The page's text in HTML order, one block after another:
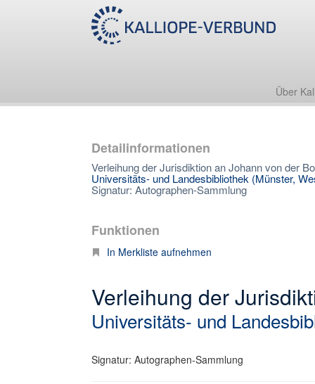
Über
Detailinformationen
Verleihung der Jurisdiktion an Johann von der
Universitäts- und Landesbibliothek (Münster,
Signatur: Autographen-Sammlung
Funktionen
In Merkliste aufnehmen
Verleihung der
Universitäts- und
Signatur: Autographen-Sammlung